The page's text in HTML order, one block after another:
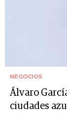
NEGOCIOS
Álvaro
ciudades